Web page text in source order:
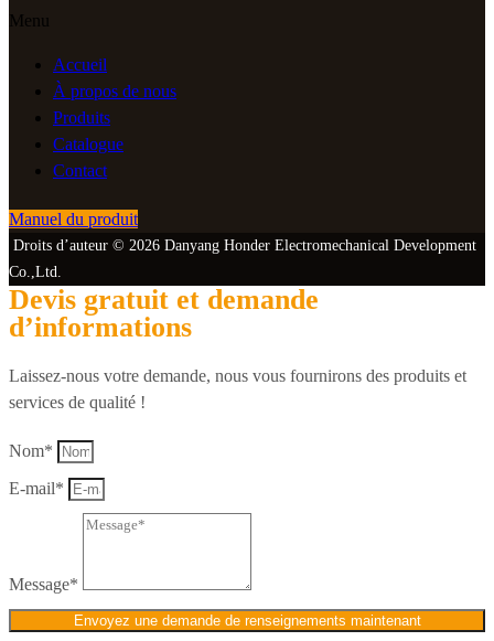
Menu
Accueil
À propos de nous
Produits
Catalogue
Contact
Manuel du produit
Droits d’auteur © 2026 Danyang Honder Electromechanical Development
Co.,Ltd.
Devis gratuit et demande
d’informations
Laissez-nous votre demande, nous vous fournirons des produits et
services de qualité !
Nom*
E-mail*
Message*
Envoyez une demande de renseignements maintenant